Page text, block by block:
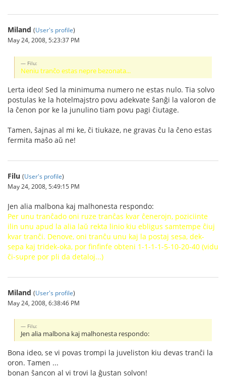
Miland (User's profile)
May 24, 2008, 5:23:37 PM
Filu:
Neniu tranĉo estas nepre bezonata...
Lerta ideo! Sed la minimuma numero ne estas nulo. Tia solvo
postulas ke la hotelmajstro povu adekvate ŝanĝi la valoron de
la ĉenon por ke la junulino tiam povu pagi ĉiutage.
Tamen, ŝajnas al mi ke, ĉi tiukaze, ne gravas ĉu la ĉeno estas
fermita maŝo aŭ ne!
Filu (User's profile)
May 24, 2008, 5:49:15 PM
Jen alia malbona kaj malhonesta respondo:
Per unu tranĉado oni ruze tranĉas kvar ĉenerojn, poziciinte
ilin unu apud la alia laŭ rekta linio kiu ebligus samtempe ĉiuj
kvar tranĉi. Denove, oni tranĉu unu kaj la postaj sesa, dek-
sepa kaj tridek-oka, por finfinfe obteni 1-1-1-1-5-10-20-40 (vidu
ĉi-supre por pli da detaloj...)
Miland (User's profile)
May 24, 2008, 6:38:46 PM
Filu:
Jen alia malbona kaj malhonesta respondo:
Bona ideo, se vi povas trompi la juveliston kiu devas tranĉi la
oron. Tamen ...
bonan ŝancon al vi trovi la ĝustan solvon!